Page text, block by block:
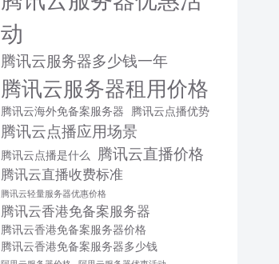
动
腾讯云服务器多少钱一年
腾讯云服务器租用价格
腾讯云海外免备案服务器 腾讯云点播优势
腾讯云点播应用场景
腾讯云点播是什么 腾讯云直播价格
腾讯云直播收费标准
腾讯云轻量服务器优惠价格
腾讯云香港免备案服务器
腾讯云香港免备案服务器价格
腾讯云香港免备案服务器多少钱